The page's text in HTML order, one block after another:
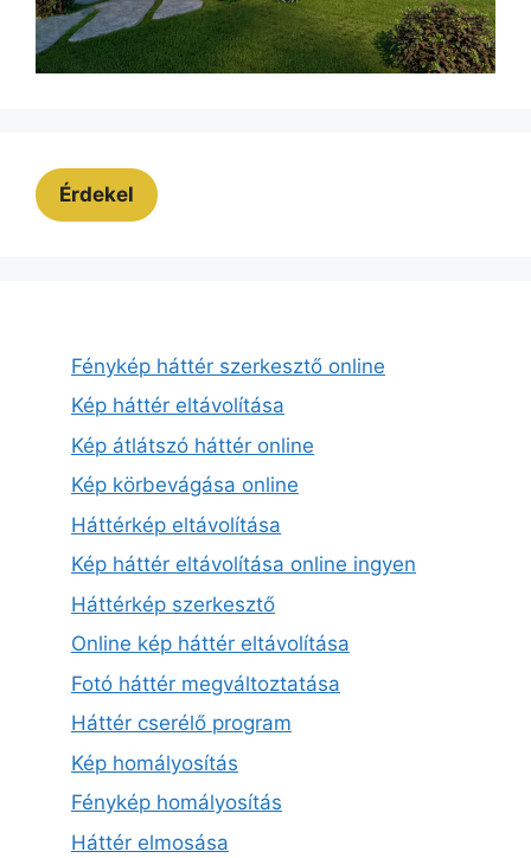
Érdekel
Fénykép háttér szerkesztő online
Kép háttér eltávolítása
Kép átlátszó háttér online
Kép körbevágása online
Háttérkép eltávolítása
Kép háttér eltávolítása online ingyen
Háttérkép szerkesztő
Online kép háttér eltávolítása
Fotó háttér megváltoztatása
Háttér cserélő program
Kép homályosítás
Fénykép homályosítás
Háttér elmosása